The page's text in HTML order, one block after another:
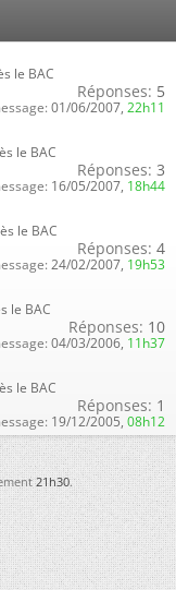
le BAC
Réponses: 5
01/06/2007, 22h11
le BAC
Réponses: 3
16/05/2007, 18h44
le BAC
Réponses: 4
24/02/2007, 19h53
le BAC
Réponses: 10
04/03/2006, 11h37
le BAC
Réponses: 1
19/12/2005, 08h12
21h30.